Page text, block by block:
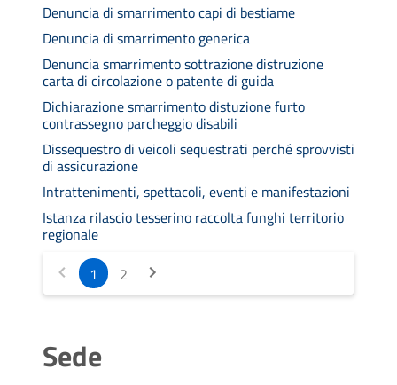
Denuncia di smarrimento capi di bestiame
Denuncia di smarrimento generica
Denuncia smarrimento sottrazione distruzione
carta di circolazione o patente di guida
Dichiarazione smarrimento distuzione furto
contrassegno parcheggio disabili
Dissequestro di veicoli sequestrati perché sprovvisti
di assicurazione
Intrattenimenti, spettacoli, eventi e manifestazioni
Istanza rilascio tesserino raccolta funghi territorio
regionale
1
2
Sede